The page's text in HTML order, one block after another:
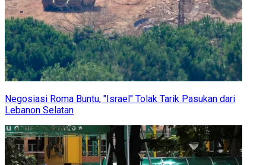
Negosiasi Roma Buntu, "Israel" Tolak Tarik Pasukan dari
Lebanon Selatan